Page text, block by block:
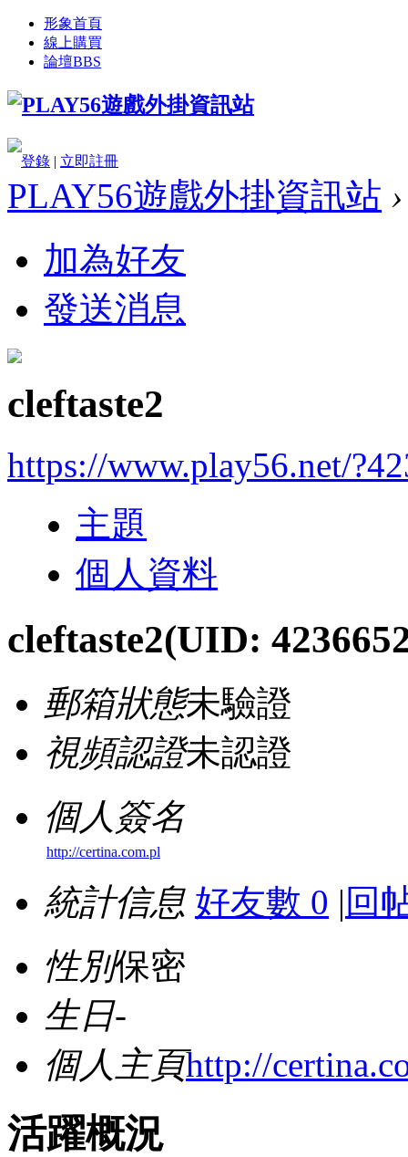
形象首頁
線上購買
論壇BBS
登錄 | 立即註冊
PLAY56遊戲外掛資訊站 ›
加為好友
發送消息
cleftaste2
https://www.play56.net/
主題
個人資料
cleftaste2(UID:
郵箱狀態未驗證
視頻認證未認證
個人簽名
http://certina.com.pl
統計信息 好友數 0 | 回
性別保密
生日-
個人主頁http://
活躍概況